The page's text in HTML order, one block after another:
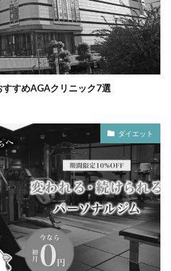
すすめAGAクリニック7選
ダイエット